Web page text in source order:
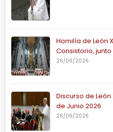
Homilía de León
Consistorio, junto
26/06/2026
Discurso de
de Junio 2026
26/06/2026